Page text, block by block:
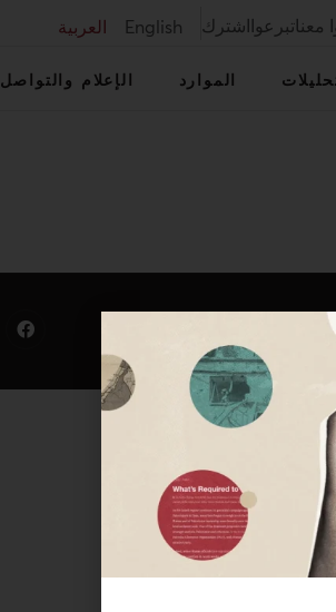
معناتبرعوااشترك English العربية
الموارد الإعلام والتواصل